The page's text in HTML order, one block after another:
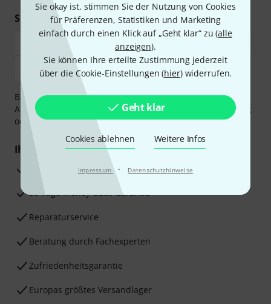
Sie okay ist, stimmen Sie der Nutzung von Cookies
für Präferenzen, Statistiken und Marketing
einfach durch einen Klick auf „Geht klar“ zu (alle
anzeigen).
Sie können Ihre erteilte Zustimmung jederzeit
über die Cookie-Einstellungen (hier) widerrufen.
Geht klar
Cookies ablehnen Weitere Infos
Impressum · Datenschutzhinweise
Sicher einkaufen & bezahlen
Bezahlen Sie vertraulich und sicher per Vorkasse, PayPal,
Amazon Pay,
Klarna Sofort bezahlen,
Klarna Ratenzahlung
oder Kreditkarte.
Ihre Vorteile
3 Jahre Thomann Garantie
30 Tage Money-Back-Garantie
Reparaturservice
Beratung durch Fachexperten
Zufriedenheitsgarantie
Europas größtes Versandlager